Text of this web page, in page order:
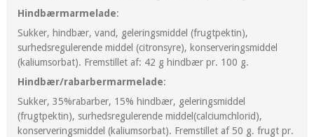
Hindbærmarmelade:
Sukker, hindbær, vand, geleringsmiddel (frugtpektin),
surhedsregulerende middel (citronsyre), konserveringsmiddel
(kaliumsorbat). Fremstillet af: 42 g hindbær pr. 100 g.
Hindbær/rabarbermarmelade:
Sukker, 35%rabarber, 15% hindbær, geleringsmiddel
(frugtpektin), surhedsregulerende middel(calciumchlorid),
konserveringsmiddel (kaliumsorbat). Fremstillet af 50 g. frugt pr.